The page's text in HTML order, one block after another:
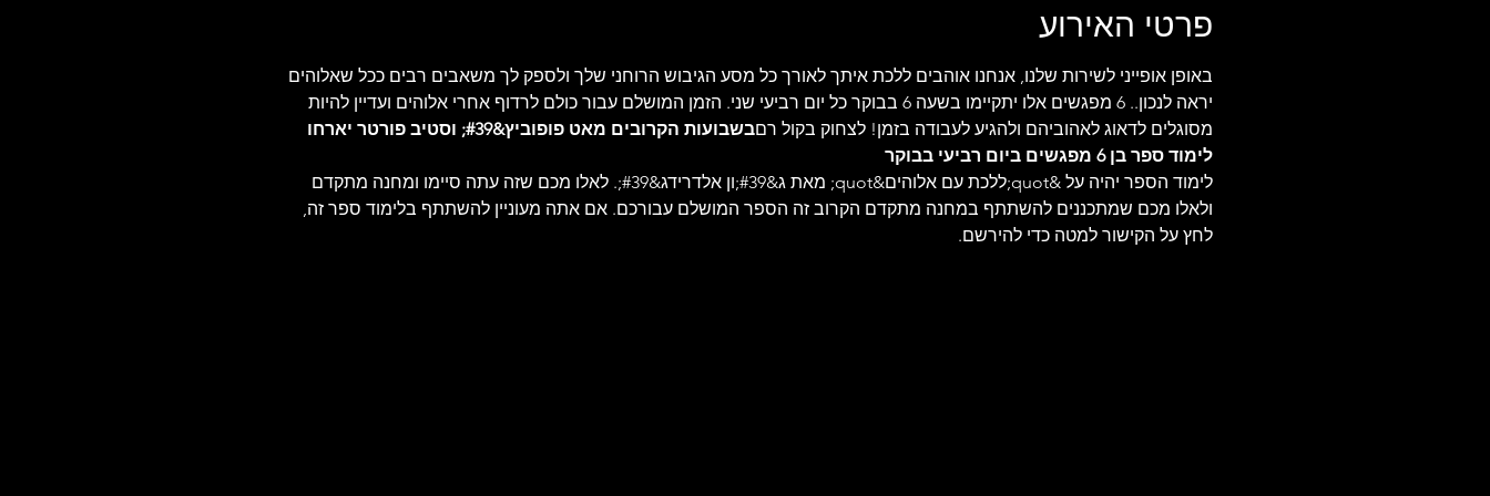
פרטי האירוע
באופן אופייני לשירות שלנו, אנחנו אוהבים ללכת איתך לאורך כל מסע הגיבוש הרוחני שלך ולספק לך משאבים רבים ככל שאלוהים
יראה לנכון.
. 6 מפגשים אלו יתקיימו בשעה 6 בבוקר כל יום רביעי שני. הזמן המושלם עבור כולם לרדוף אחרי אלוהים ועדיין להיות
מסוגלים לדאוג לאהוביהם ולהגיע לעבודה בזמן! לצחוק בקול רם
בשבועות הקרובים מאט פופוביץ&#39; וסטיב פורטר יארחו
לימוד ספר בן 6 מפגשים ביום רביעי בבוקר
לימוד הספר יהיה על &quot;ללכת עם אלוהים&quot; מאת ג&#39;ון אלדרידג&#39;. לאלו מכם שזה עתה סיימו ומחנה מתקדם
ולאלו מכם שמתכננים להשתתף במחנה מתקדם הקרוב זה הספר המושלם עבורכם. אם אתה מעוניין להשתתף בלימוד ספר זה,
לחץ על הקישור למטה כדי להירשם.